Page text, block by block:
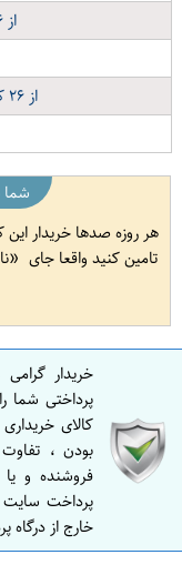
از
از ۲۶
شما
هر روزه صدها خریدار این
تامین کنید واقعا جای
خریدار
پرداختی
کالای
بودن ،
فروشنده و
پرداخت
خارج از